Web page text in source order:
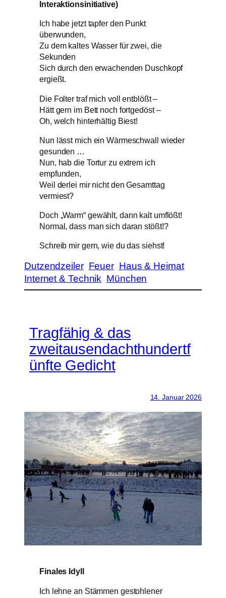
Interaktionsinitiative)
Ich habe jetzt tapfer den Punkt
überwunden,
Zu dem kaltes Wasser für zwei, die
Sekunden
Sich durch den erwachenden Duschkopf
ergießt.
Die Folter traf mich voll entblößt –
Hätt gern im Bett noch fortgedöst –
Oh, welch hinterhältig Biest!
Nun lässt mich ein Wärmeschwall wieder
gesunden …
Nun, hab die Tortur zu extrem ich
empfunden,
Weil derlei mir nicht den Gesamttag
vermiest?
Doch „Warm“ gewählt, dann kalt umflößt!
Normal, dass man sich daran stößt!?
Schreib mir gern, wie du das siehst!
Dutzendzeiler Feuer Haus & Heimat
Internet & Technik München
Tragfähig & das
zweitausendachthundertf
ünfte Gedicht
14. Januar 2026
Finales Idyll
Ich lehne an Stämmen gestohlener